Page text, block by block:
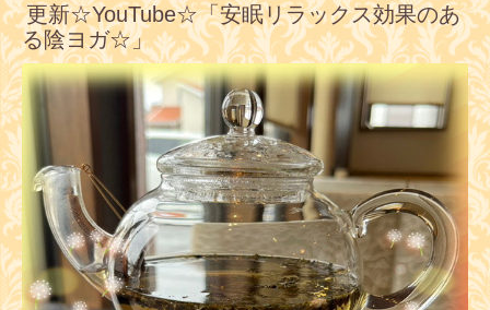
更新☆YouTube☆「安眠リラックス効果のあ
る陰ヨガ☆」